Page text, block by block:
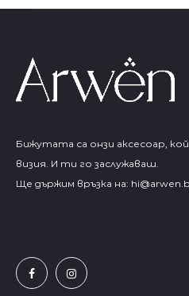
Бижутата са онзи аксесоар,
визия. И ти го заслужаваш.
Ще държим връзка на: